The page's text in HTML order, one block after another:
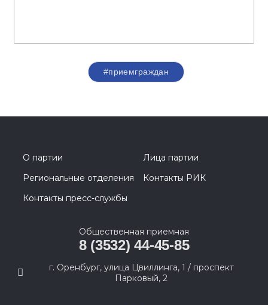
#приемграждан
О партии
Лица партии
Региональные отделения
Контакты РИК
Контакты пресс-службы
Общественная приемная
8 (3532) 44-45-85
г. Оренбург, улица Цвиллинга, 1 / проспект
Парковый, 2